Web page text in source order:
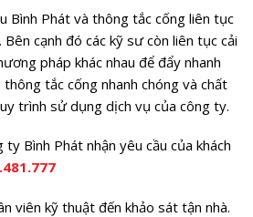
Bình Phát và thông tắc cống liên tục
cạnh đó các kỹ sư còn liên tục cải
pháp khác nhau để đẩy nhanh
tắc cống nhanh chóng và chất
trình sử dụng dịch vụ của công ty.
Bình Phát nhận yêu cầu của khách
viên kỹ thuật đến khảo sát tận nhà.